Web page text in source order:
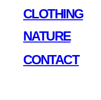
CLOTHING
NATURE
CONTACT